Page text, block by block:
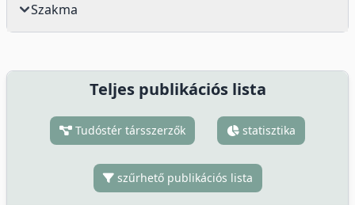
Szakma
Teljes publikációs lista
Tudóstér társszerzők statisztika
szűrhető publikációs lista